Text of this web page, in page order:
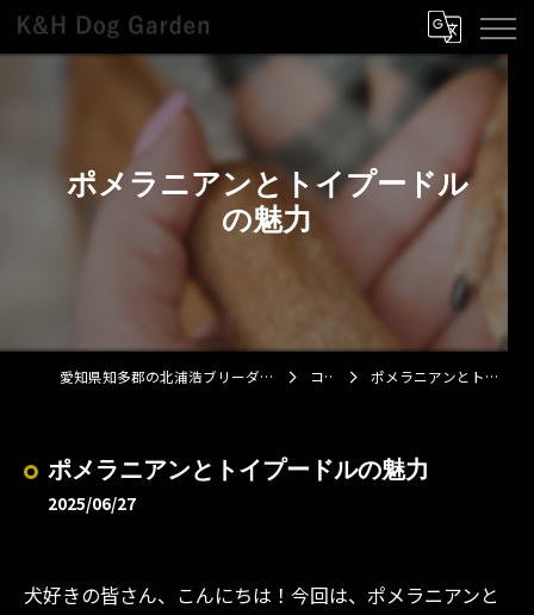
ポメラニアンとトイプードル
の魅力
愛知県知多郡の北浦浩ブリーダーならK&H Dog Garden コラム ポメラニアンとトイプードルの魅力
ポメラニアンとトイプードルの魅力
2025/06/27
犬好きの皆さん、こんにちは！今回は、ポメラニアンと